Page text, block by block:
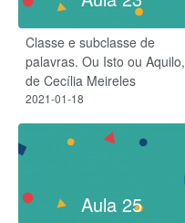
Classe e subclasse de
palavras. Ou Isto ou Aquilo,
de Cecília Meireles
2021-01-18
Aula 25